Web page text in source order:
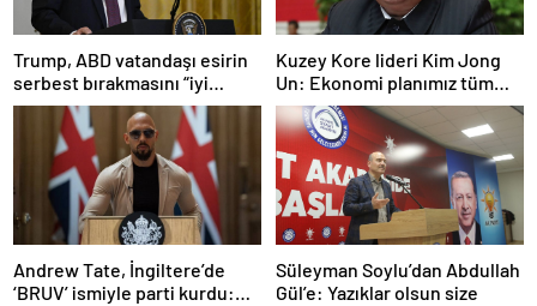
Trump, ABD vatandaşı esirin
serbest bırakmasını “iyi
niyetle atılmış bir adım”
olarak değerlendirdi
Kuzey Kore lideri Kim Jong
Un: Ekonomi planımız tüm
sektörlerde başarısız oldu
Andrew Tate, İngiltere’de
‘BRUV’ ismiyle parti kurdu:
Süleyman Soylu’dan Abdullah
Gül’e: Yazıklar olsun size